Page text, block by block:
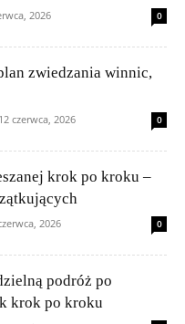
2026 0
zwiedzania winnic,
12 czerwca, 2026 0
krok po kroku –
2026 0
podróż po
krok po kroku